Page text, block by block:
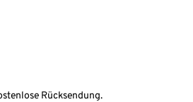
Rücksendung.